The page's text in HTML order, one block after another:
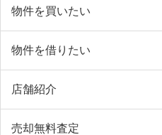
物件を買いたい
物件を借りたい
店舗紹介
売却無料査定